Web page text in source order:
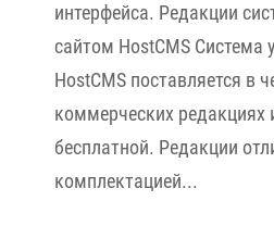
интерфейса. Редакции
сайтом HostCMS Система
HostCMS поставляется в
коммерческих редакциях
бесплатной. Редакции
комплектацией...